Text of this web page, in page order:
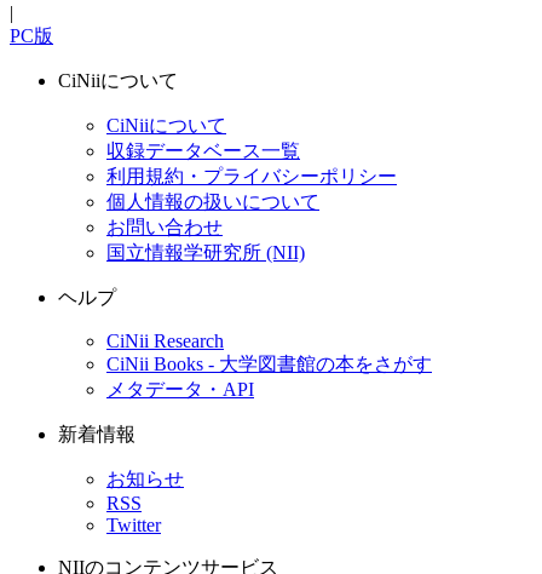
|
PC版
CiNiiについて
CiNiiについて
収録データベース一覧
利用規約・プライバシーポリシー
個人情報の扱いについて
お問い合わせ
国立情報学研究所 (NII)
ヘルプ
CiNii Research
CiNii Books - 大学図書館の本をさがす
メタデータ・API
新着情報
お知らせ
RSS
Twitter
NIIのコンテンツサービス